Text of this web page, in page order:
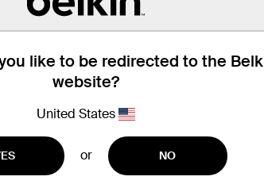
like to be redirected to the
website?
United States
or NO